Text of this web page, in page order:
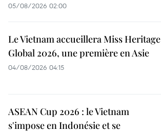
05/08/2026 02:00
Le Vietnam accueillera Miss Heritage
Global 2026, une première en Asie
04/08/2026 04:15
ASEAN Cup 2026 : le Vietnam
s'impose en Indonésie et se